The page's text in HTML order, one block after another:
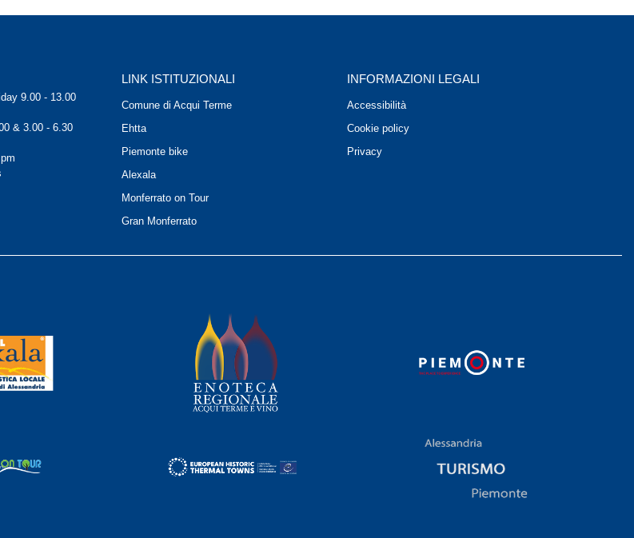
9.00 - 13.00
& 3.00 - 6.30
LINK ISTITUZIONALI
Comune di Acqui Terme
Ehtta
Piemonte bike
Alexala
Monferrato on Tour
Gran Monferrato
INFORMAZIONI LEGALI
Accessibilità
Cookie policy
Privacy